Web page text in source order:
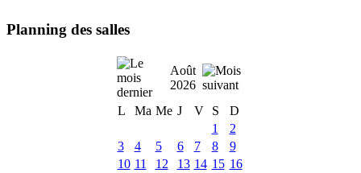
Planning des salles
Août
2026
L
Ma Me J V S
D
1
2
3
4 5 6 7 8
9
10 11 12 13 14 15 16